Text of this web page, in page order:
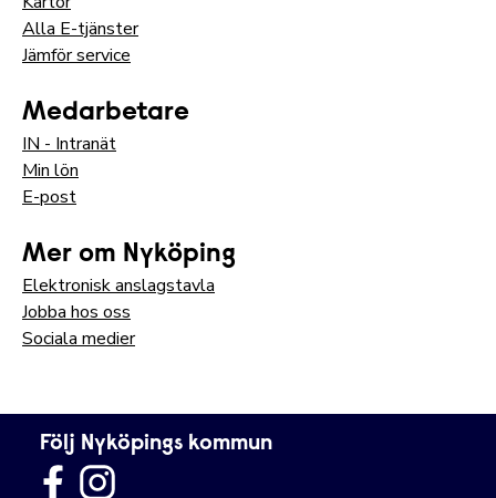
Alla E-tjänster
Jämför service
Medarbetare
IN - Intranät
Min lön
E-post
Mer om Nyköping
Elektronisk anslagstavla
Jobba hos oss
Sociala medier
Följ Nyköpings kommun